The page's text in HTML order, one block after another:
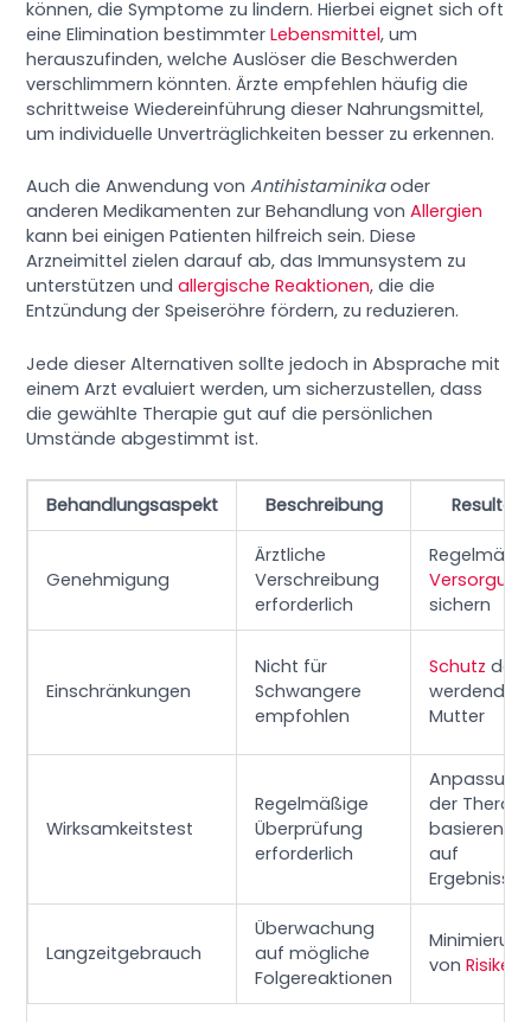
können, die Symptome zu lindern. Hierbei eignet sich oft
eine Elimination bestimmterLebensmittel, um
herauszufinden, welche Auslöser die Beschwerden
verschlimmern könnten. Ärzte empfehlen häufig die
schrittweise Wiedereinführung dieser Nahrungsmittel,
um individuelle Unverträglichkeiten besser zu erkennen.
Auch die Anwendung vonAntihistaminikaoder
anderen Medikamenten zur Behandlung vonAllergien
kann bei einigen Patienten hilfreich sein. Diese
Arzneimittel zielen darauf ab, das Immunsystem zu
unterstützen undallergische Reaktionen, die die
Entzündung der Speiseröhre fördern, zu reduzieren.
Jede dieser Alternativen sollte jedoch in Absprache mit
einem Arzt evaluiert werden, um sicherzustellen, dass
die gewählte Therapie gut auf die persönlichen
Umstände abgestimmt ist.
Behandlungsaspekt Beschreibung Resultat
Genehmigung
Ärztliche
Verschreibung
erforderlich
Versorgung
sichern
Einschränkungen
Nicht für
Schwangere
empfohlen
Schutz der
werdenden
Mutter
Wirksamkeitstest
Regelmäßige
Überprüfung
erforderlich
Anpassung
der
basierend
auf
Langzeitgebrauch
Überwachung
auf mögliche
Folgereaktionen
vonRisiken